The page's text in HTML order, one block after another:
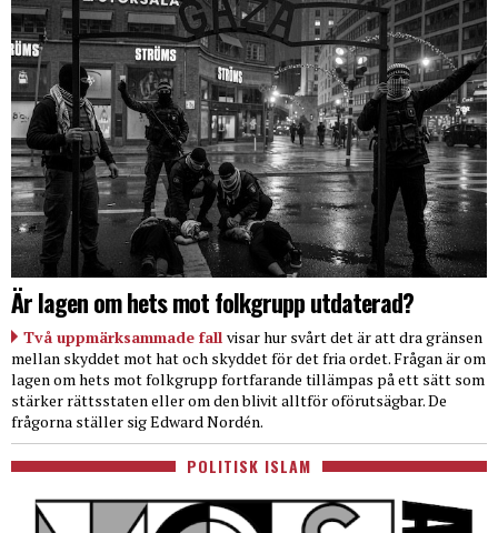
Är lagen om hets mot folkgrupp utdaterad?
Två uppmärksammade fall visar hur svårt det är att dra gränsen
mellan skyddet mot hat och skyddet för det fria ordet. Frågan är om
lagen om hets mot folkgrupp fortfarande tillämpas på ett sätt som
stärker rättsstaten eller om den blivit alltför oförutsägbar. De
frågorna ställer sig Edward Nordén.
POLITISK ISLAM